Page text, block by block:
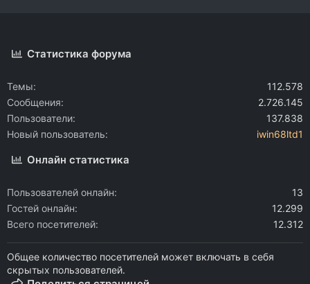
Статистика форума
Темы
112.578
Сообщения
2.726.145
Пользователи
137.838
Новый пользователь
iwin68ltd1
Онлайн статистика
Пользователей онлайн
13
Гостей онлайн
12.299
Всего посетителей
12.312
Общее количество посетителей может включать в себя
скрытых пользователей.